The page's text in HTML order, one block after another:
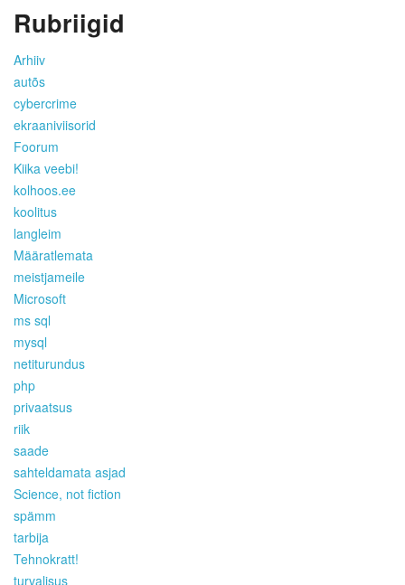
Rubriigid
Arhiiv
autõs
cybercrime
ekraaniviisorid
Foorum
Kiika veebi!
kolhoos.ee
koolitus
langleim
Määratlemata
meistjameile
Microsoft
ms sql
mysql
netiturundus
php
privaatsus
riik
saade
sahteldamata asjad
Science, not fiction
spämm
tarbija
Tehnokratt!
turvalisus